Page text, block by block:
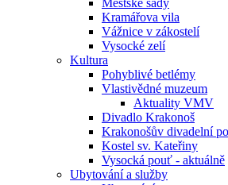
Městské sady
Kramářova vila
Vážnice v zákostelí
Vysocké zelí
Kultura
Pohyblivé betlémy
Vlastivědné muzeum
Aktuality VMV
Divadlo Krakonoš
Krakonošův divadelní
Kostel sv. Kateřiny
Vysocká pouť - aktuálně
Ubytování a služby